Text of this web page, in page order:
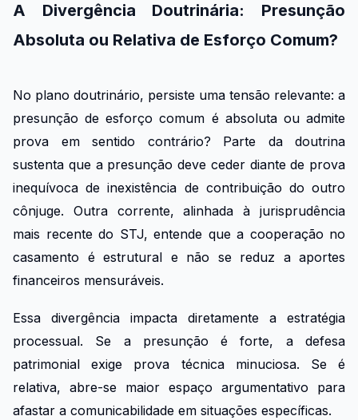
A Divergência Doutrinária: Presunção
Absoluta ou Relativa de Esforço Comum?
No plano doutrinário, persiste uma tensão relevante: a
presunção de esforço comum é absoluta ou admite
prova em sentido contrário? Parte da doutrina
sustenta que a presunção deve ceder diante de prova
inequívoca de inexistência de contribuição do outro
cônjuge. Outra corrente, alinhada à jurisprudência
mais recente do STJ, entende que a cooperação no
casamento é estrutural e não se reduz a aportes
financeiros mensuráveis.
Essa divergência impacta diretamente a estratégia
processual. Se a presunção é forte, a defesa
patrimonial exige prova técnica minuciosa. Se é
relativa, abre-se maior espaço argumentativo para
afastar a comunicabilidade em situações específicas.